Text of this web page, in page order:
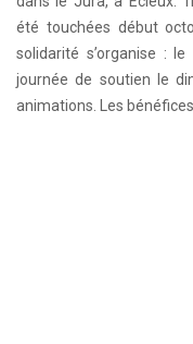
été touchées début
solidarité s’organise :
journée de soutien le
animations. Les